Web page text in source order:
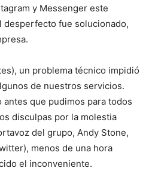
y Messenger este
desperfecto fue solucionado,
un problema técnico impidió
de nuestros servicios.
que pudimos para todos
disculpas por la molestia
del grupo, Andy Stone,
menos de una hora
el inconveniente.